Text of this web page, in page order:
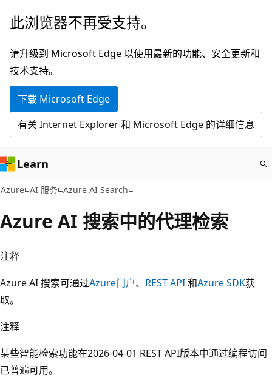
跳
主
要
内
此浏览器不再受支持。
请升级到 Microsoft Edge 以使用最新的功能、安全更新和
技术支持。
下载 Microsoft Edge
有关 Internet Explorer 和 Microsoft Edge 的详细信息
Learn
Azure AI 服务 Azure AI Search
Azure AI 搜索中的代理检索
注释
Azure AI 搜索可通过Azure门户、 REST API和Azure SDK获
取。
注释
某些智能检索功能在2026-04-01 REST API版本中通过编程访问
已普遍可用。